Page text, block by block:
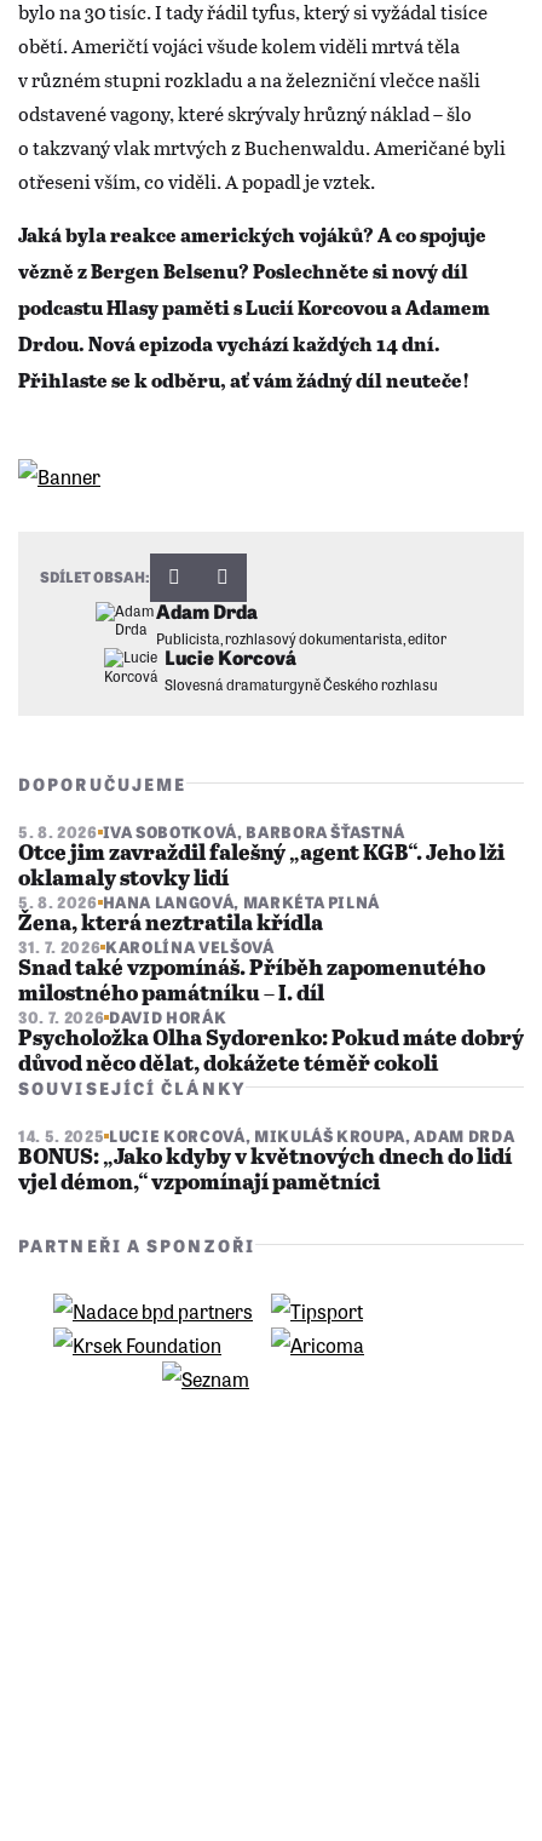
bylo na 30 tisíc. I tady řádil tyfus, který si vyžádal tisíce
obětí. Američtí vojáci všude kolem viděli mrtvá těla
v různém stupni rozkladu a na železniční vlečce našli
odstavené vagony, které skrývaly hrůzný náklad – šlo
o takzvaný vlak mrtvých z Buchenwaldu. Američané byli
otřeseni vším, co viděli. A popadl je vztek.
Jaká byla reakce amerických vojáků? A co spojuje
vězně z Bergen Belsenu? Poslechněte si nový díl
podcastu Hlasy paměti s Lucií Korcovou a Adamem
Drdou. Nová epizoda vychází každých 14 dní.
Přihlaste se k odběru, ať vám žádný díl neuteče!
Lucie Korcová
Slovesná dramaturgyně Českého rozhlasu
Adam Drda
Publicista, rozhlasový dokumentarista, editor
SDÍLET OBSAH:
DOPORUČUJEME
5. 8. 2026 IVA SOBOTKOVÁ, BARBORA ŠŤASTNÁ
Otce jim zavraždil falešný „agent KGB“. Jeho lži
oklamaly stovky lidí
5. 8. 2026 HANA LANGOVÁ, MARKÉTA PILNÁ
Žena, která neztratila křídla
31. 7. 2026 KAROLÍNA VELŠOVÁ
Snad také vzpomínáš. Příběh zapomenutého
milostného památníku – I. díl
30. 7. 2026 DAVID HORÁK
Psycholožka Olha Sydorenko: Pokud máte dobrý
důvod něco dělat, dokážete téměř cokoli
SOUVISEJÍCÍ ČLÁNKY
14. 5. 2025 LUCIE KORCOVÁ, MIKULÁŠ KROUPA,ADAM DRDA
BONUS: „Jako kdyby v květnových dnech do lidí
vjel démon,“ vzpomínají pamětníci
PARTNEŘI A SPONZOŘI